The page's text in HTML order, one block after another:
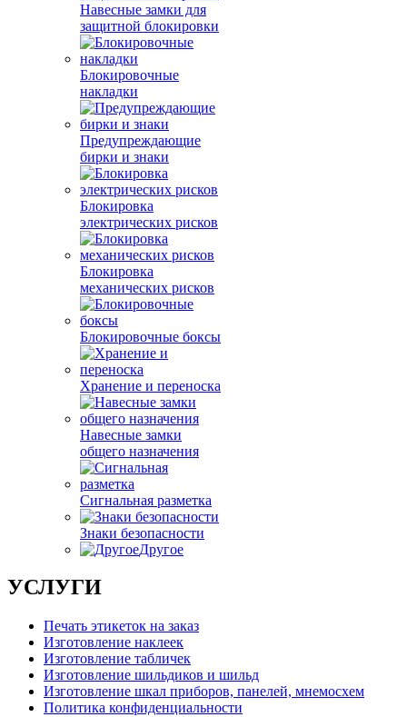
Навесные замки для
защитной блокировки
Блокировочные
накладки
Предупреждающие
бирки и знаки
Блокировка
электрических рисков
Блокировка
механических рисков
Блокировочные боксы
Хранение и переноска
Навесные замки
общего назначения
Сигнальная разметка
Знаки безопасности
Другое
УСЛУГИ
Печать этикеток на заказ
Изготовление наклеек
Изготовление табличек
Изготовление шильдиков и шильд
Изготовление шкал приборов, панелей, мнемосхем
Политика конфиденциальности